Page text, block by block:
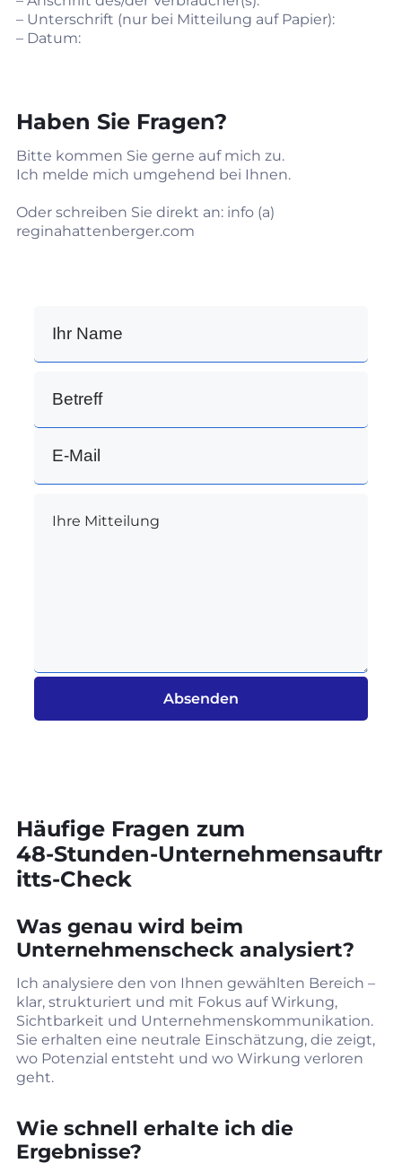
– Unterschrift (nur bei Mitteilung auf Papier):
– Datum:
Haben Sie Fragen?
Bitte kommen Sie gerne auf mich zu.
Ich melde mich umgehend bei Ihnen.
Oder schreiben Sie direkt an: info (a)
reginahattenberger.com
Absenden
Häufige Fragen zum
48‑Stunden‑Unternehmensauftr
itts‑Check
Was genau wird beim
Unternehmenscheck analysiert?
Ich analysiere den von Ihnen gewählten Bereich –
klar, strukturiert und mit Fokus auf Wirkung,
Sichtbarkeit und Unternehmenskommunikation.
Sie erhalten eine neutrale Einschätzung, die zeigt,
wo Potenzial entsteht und wo Wirkung verloren
geht.
Wie schnell erhalte ich die
Ergebnisse?